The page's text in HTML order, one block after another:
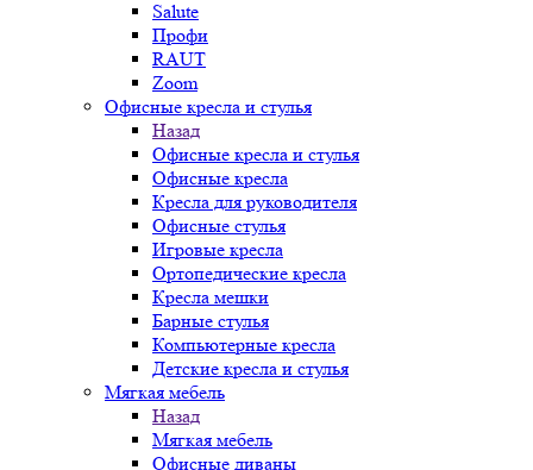
Salute
Профи
RAUT
Zoom
Офисные кресла и стулья
Назад
Офисные кресла и стулья
Офисные кресла
Кресла для руководителя
Офисные стулья
Игровые кресла
Ортопедические кресла
Кресла мешки
Барные стулья
Компьютерные кресла
Детские кресла и стулья
Мягкая мебель
Назад
Мягкая мебель
Офисные диваны